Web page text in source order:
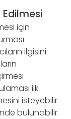
Edilmesi
için
ilgisini
ilk
isteyebilir
bulunabilir.